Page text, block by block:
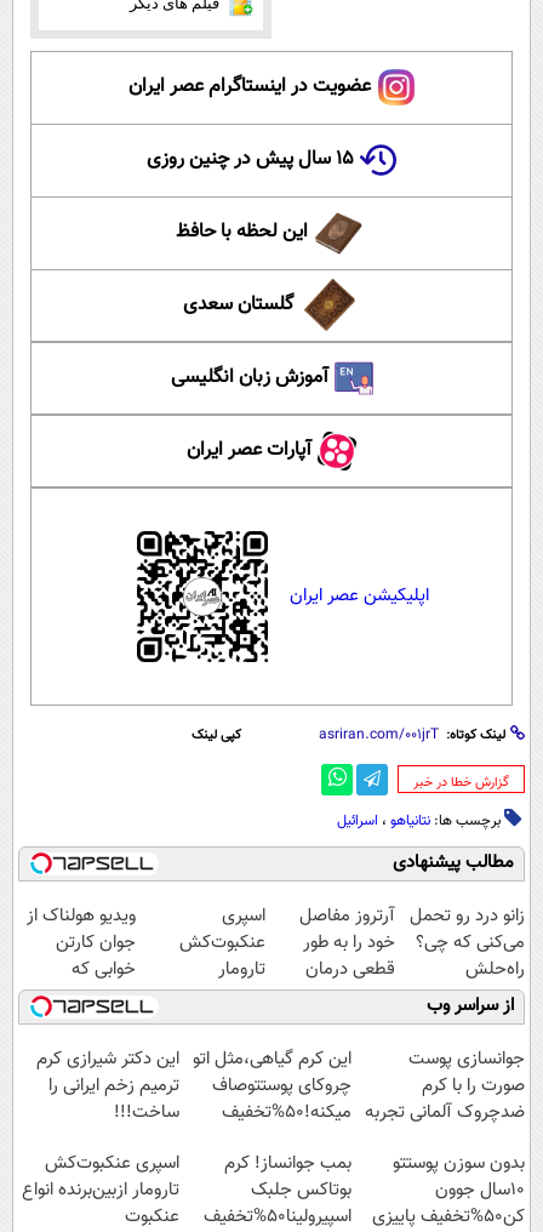
عضویت در اینستاگرام عصر ایران
۱۵ سال پیش در چنین روزی
این لحظه با حافظ
گلستان سعدی
آموزش زبان انگلیسی
آپارات عصر ایران
اپلیکیشن عصر ایران
لینک کوتاه: کپی لینک
‌گزارش خطا در خبر
برچسب ها: نتانیاهو ، اسرائیل
مطالب پیشنهادی
زانو درد رو تحمل
می‌کنی که چی؟
راه‌حلش
همین‌جاست!
آرتروز مفاصل
خود را به طور
قطعی درمان
کنید!
◗پرسش‌نامه◖
اسپری
عنکبوت‌‌کش
تارومار
ازبین‌برنده انواع
عنکبوت
ویدیو هولناک از
جوان کارتن
خوابی که
میلیاردر شد.
آموزش رایگان
از سراسر وب
جوانسازی پوست
صورت را با کرم
ضدچروک آلمانی تجربه
این کرم گیاهی،مثل اتو
چروکای پوستتوصاف
میکنه!50%تخفیف
این دکتر شیرازی کرم
ترمیم زخم ایرانی را
ساخت!!!
بدون سوزن پوستتو
10سال جوون
کن50%تخفیف پاییزی
بمب جوانساز! کرم
بوتاکس جلبک
اسپیرولینا50%تخفیف
اسپری عنکبوت‌‌کش
تارومار ازبین‌برنده انواع
عنکبوت